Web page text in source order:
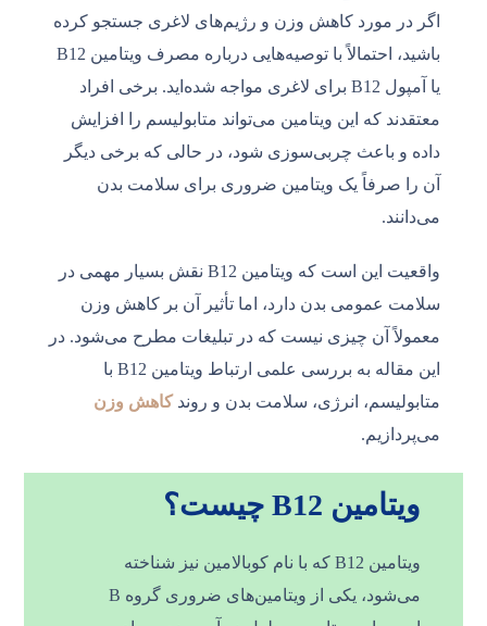
اگر در مورد کاهش وزن و رژیم‌های لاغری جستجو کرده
باشید، احتمالاً با توصیه‌هایی درباره مصرف ویتامین B12
یا آمپول B12 برای لاغری مواجه شده‌اید. برخی افراد
معتقدند که این ویتامین می‌تواند متابولیسم را افزایش
داده و باعث چربی‌سوزی شود، در حالی که برخی دیگر
آن را صرفاً یک ویتامین ضروری برای سلامت بدن
می‌دانند.
واقعیت این است که ویتامین B12 نقش بسیار مهمی در
سلامت عمومی بدن دارد، اما تأثیر آن بر کاهش وزن
معمولاً آن چیزی نیست که در تبلیغات مطرح می‌شود. در
این مقاله به بررسی علمی ارتباط ویتامین B12 با
متابولیسم، انرژی، سلامت بدن و روندکاهش وزن
می‌پردازیم.
ویتامین B12 چیست؟
ویتامین B12 که با نام کوبالامین نیز شناخته
می‌شود، یکی از ویتامین‌های ضروری گروه B